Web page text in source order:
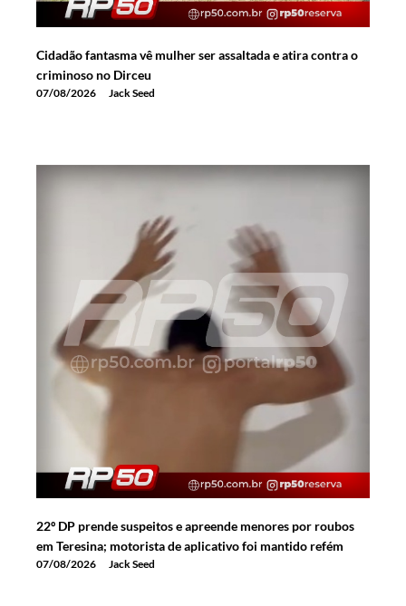
Cidadão fantasma vê mulher ser assaltada e atira contra o
criminoso no Dirceu
07/08/2026 Jack Seed
22º DP prende suspeitos e apreende menores por roubos
em Teresina; motorista de aplicativo foi mantido refém
07/08/2026 Jack Seed